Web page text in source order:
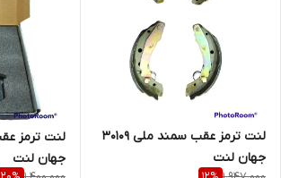
لنت ترمز عقب سمند ملی 30109
جهان لنت
جهان لنت